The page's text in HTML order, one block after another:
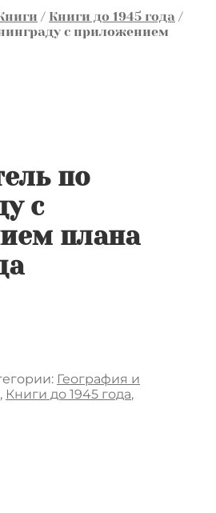
/ Книги до 1945 года /
с приложением
по
с
плана
География и
, Книги до 1945 года,